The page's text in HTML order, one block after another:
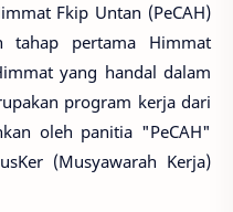
Fkip Untan (PeCAH)
tahap pertama Himmat
yang handal dalam
program kerja dari
oleh panitia "PeCAH"
(Musyawarah Kerja)